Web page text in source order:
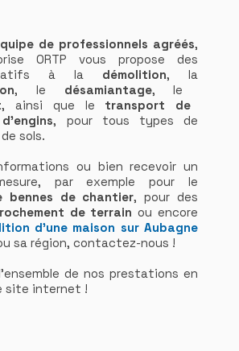
de professionnels agréés,
ORTP vous propose des
à la démolition, la
, le désamiantage, le
, ainsi que le transport de
, pour tous types de
sols.
ou bien recevoir un
par exemple pour le
bennes de chantier, pour des
de terrain ou encore
d'une maison sur Aubagne
sa région, contactez-nous !
de nos prestations en
site internet !